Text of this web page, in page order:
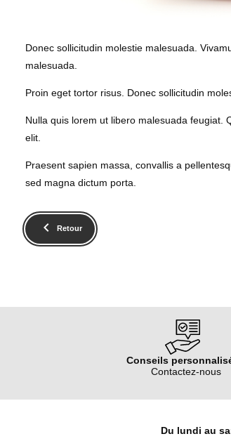
Donec sollicitudin molestie malesuada.
malesuada.
Proin eget tortor risus. Donec sollicitudin
Nulla quis lorem ut libero malesuada feugiat.
elit.
Praesent sapien massa, convallis a
sed magna dictum porta.
keyboard_arrow_left Retour
Conseils
Contactez-nous
Du lundi au